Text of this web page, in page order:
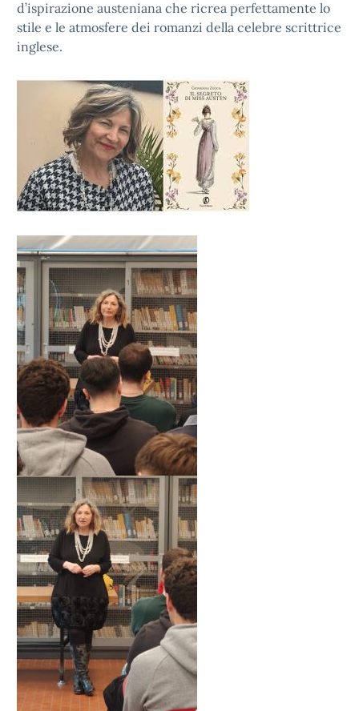
d’ispirazione austeniana che ricrea perfettamente lo
stile e le atmosfere dei romanzi della celebre scrittrice
inglese.